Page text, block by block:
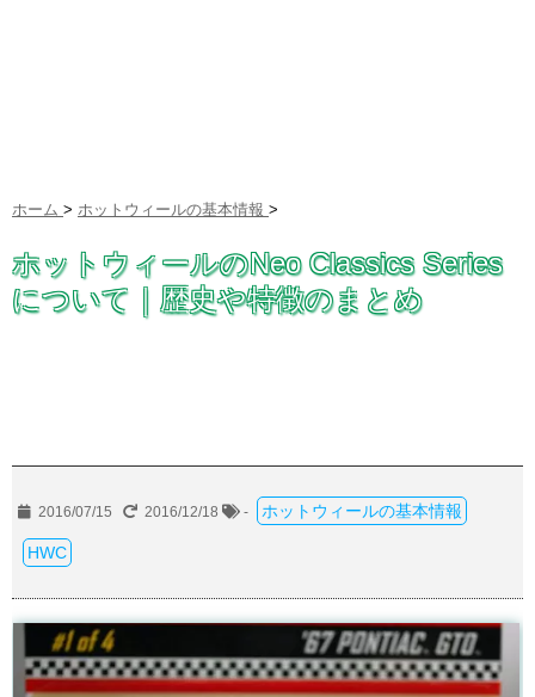
ホーム > ホットウィールの基本情報 >
ホットウィールのNeo Classics Series
について｜歴史や特徴のまとめ
2016/07/15 2016/12/18 - ホットウィールの基本情報
HWC